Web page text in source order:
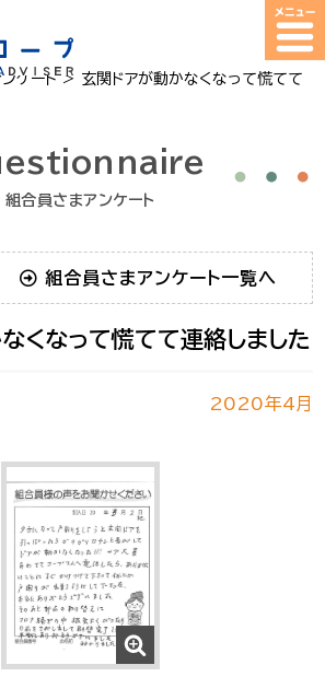
ケート> 玄関ドアが動かなくなって慌てて
組合員さまアンケート
組合員さまアンケート一覧へ
くなって慌てて連絡しました
2020年4月